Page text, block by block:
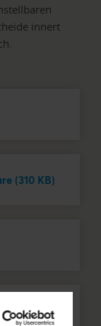
innert
(310 KB)
(308